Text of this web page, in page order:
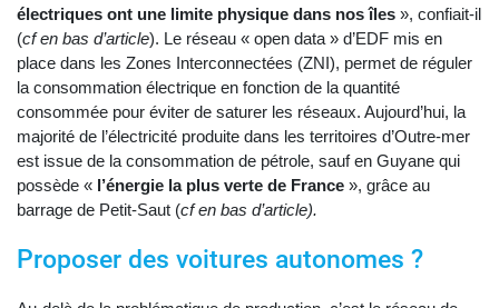
électriques ont une limite physique dans nos îles », confiait-il
(cf en bas d’article). Le réseau « open data » d’EDF mis en
place dans les Zones Interconnectées (ZNI), permet de réguler
la consommation électrique en fonction de la quantité
consommée pour éviter de saturer les réseaux. Aujourd’hui, la
majorité de l’électricité produite dans les territoires d’Outre-mer
est issue de la consommation de pétrole, sauf en Guyane qui
possède « l’énergie la plus verte de France », grâce au
barrage de Petit-Saut (cf en bas d’article).
Proposer des voitures autonomes ?